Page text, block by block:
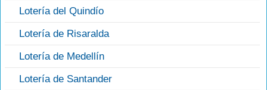
Lotería del Quindío
Lotería de Risaralda
Lotería de Medellín
Lotería de Santander